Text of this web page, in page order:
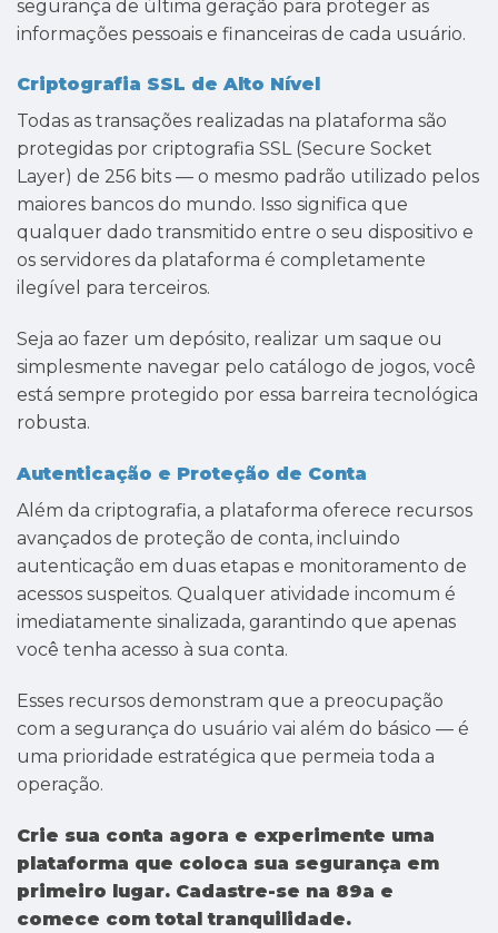
segurança de última geração para proteger as
informações pessoais e financeiras de cada usuário.
Criptografia SSL de Alto Nível
Todas as transações realizadas na plataforma são
protegidas por criptografia SSL (Secure Socket
Layer) de 256 bits — o mesmo padrão utilizado pelos
maiores bancos do mundo. Isso significa que
qualquer dado transmitido entre o seu dispositivo e
os servidores da plataforma é completamente
ilegível para terceiros.
Seja ao fazer um depósito, realizar um saque ou
simplesmente navegar pelo catálogo de jogos, você
está sempre protegido por essa barreira tecnológica
robusta.
Autenticação e Proteção de Conta
Além da criptografia, a plataforma oferece recursos
avançados de proteção de conta, incluindo
autenticação em duas etapas e monitoramento de
acessos suspeitos. Qualquer atividade incomum é
imediatamente sinalizada, garantindo que apenas
você tenha acesso à sua conta.
Esses recursos demonstram que a preocupação
com a segurança do usuário vai além do básico — é
uma prioridade estratégica que permeia toda a
operação.
Crie sua conta agora e experimente uma
plataforma que coloca sua segurança em
primeiro lugar. Cadastre-se na 89a e
comece com total tranquilidade.